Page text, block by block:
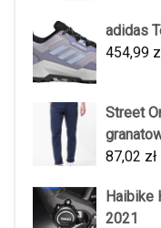
adidas
454,99
Street
87,02 zł
Haibike
2021